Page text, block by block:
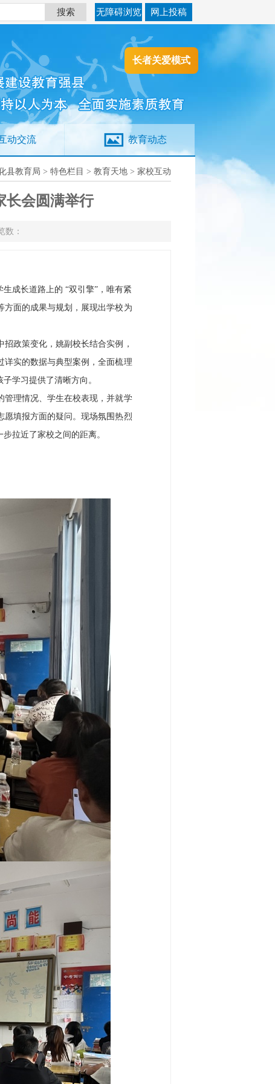
长者关爱模式
搜索 无障碍浏览 网上投稿
动交流 教育动态
县教育局 > 特色栏目 > 教育天地 > 家校互动
会圆满举行​​​
：
成长道路上的 “双引擎”，唯有紧
方面的成果与规划，展现出学校为
政策变化，姚副校长结合实例，
详实的数据与典型案例，全面梳理
学习提供了清晰方向。​
理情况、学生在校表现，并就学
愿填报方面的疑问。现场氛围热烈
拉近了家校之间的距离。​